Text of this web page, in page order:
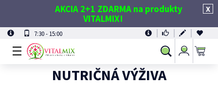
X
AKCIA 2+1 ZDARMA na produkty
VITALMIX!
7:30 - 15:00
Vyhľadávanie
Prihlásiť
sa
NUTRIČNÁ VÝŽIVA